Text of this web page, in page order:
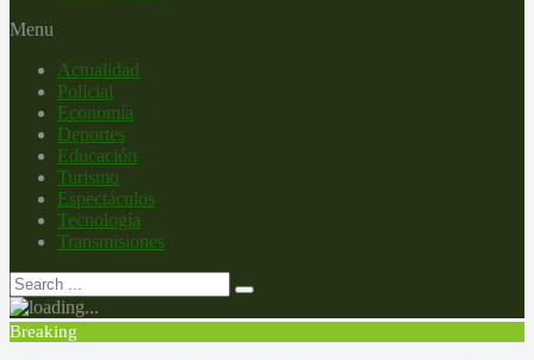
Menu
Actualidad
Policial
Economía
Deportes
Educación
Turismo
Espectáculos
Tecnología
Transmisiones
Breaking